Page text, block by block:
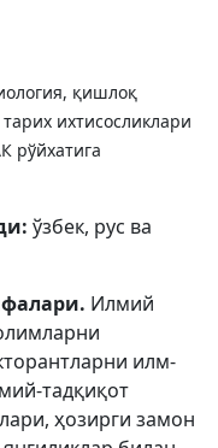
қишлоқ
ихтисосликлари
рўйхатига
ўзбек, рус ва
Илмий
илм-
тадқиқот
ҳозирги замон